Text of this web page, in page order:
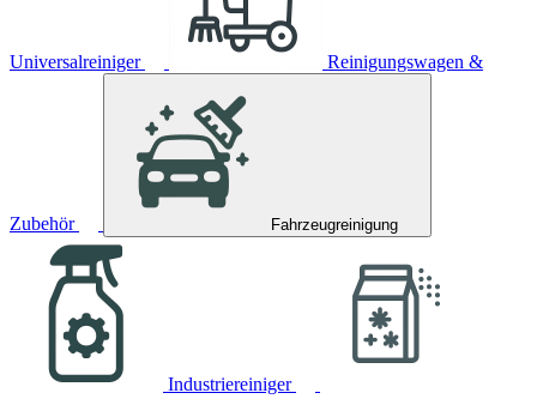
Universalreiniger Reinigungswagen &
Zubehör Fahrzeugreinigung
Industriereiniger